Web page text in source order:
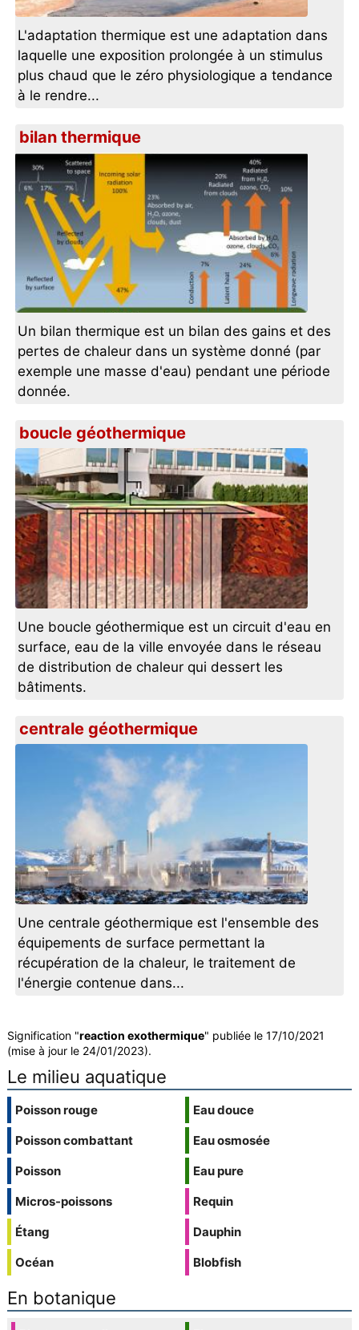
L'adaptation thermique est une adaptation dans
laquelle une exposition prolongée à un stimulus
plus chaud que le zéro physiologique a tendance
à le rendre...
bilan thermique
Un bilan thermique est un bilan des gains et des
pertes de chaleur dans un système donné (par
exemple une masse d'eau) pendant une période
donnée.
boucle géothermique
Une boucle géothermique est un circuit d'eau en
surface, eau de la ville envoyée dans le réseau
de distribution de chaleur qui dessert les
bâtiments.
centrale géothermique
Une centrale géothermique est l'ensemble des
équipements de surface permettant la
récupération de la chaleur, le traitement de
l'énergie contenue dans...
Signification "reaction exothermique" publiée le 17/10/2021
(mise à jour le 24/01/2023).
Le milieu aquatique
Poisson rouge
Poisson combattant
Poisson
Micros-poissons
Étang
Océan
Eau douce
Eau osmosée
Eau pure
Requin
Dauphin
Blobfish
En botanique